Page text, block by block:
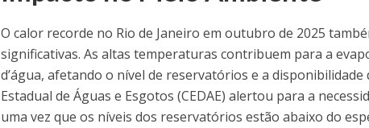
O calor recorde no Rio de Janeiro em outubro de 2025
significativas. As altas temperaturas contribuem para a
d’água, afetando o nível de reservatórios e a disponibilidade
Estadual de Águas e Esgotos (CEDAE) alertou para a
uma vez que os níveis dos reservatórios estão abaixo do